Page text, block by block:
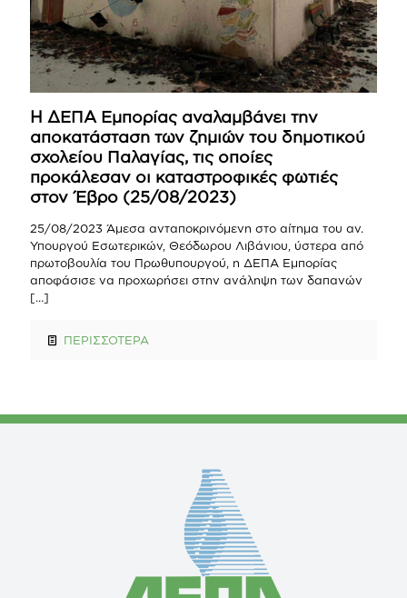
Η ΔΕΠΑ Εμπορίας αναλαμβάνει την
αποκατάσταση των ζημιών του δημοτικού
σχολείου Παλαγίας, τις οποίες
προκάλεσαν οι καταστροφικές φωτιές
στον Έβρο (25/08/2023)
25/08/2023 Άμεσα ανταποκρινόμενη στο αίτημα του αν.
Υπουργού Εσωτερικών, Θεόδωρου Λιβάνιου, ύστερα από
πρωτοβουλία του Πρωθυπουργού, η ΔΕΠΑ Εμπορίας
αποφάσισε να προχωρήσει στην ανάληψη των δαπανών
[…]
ΠΕΡΙΣΣΟΤΕΡΑ